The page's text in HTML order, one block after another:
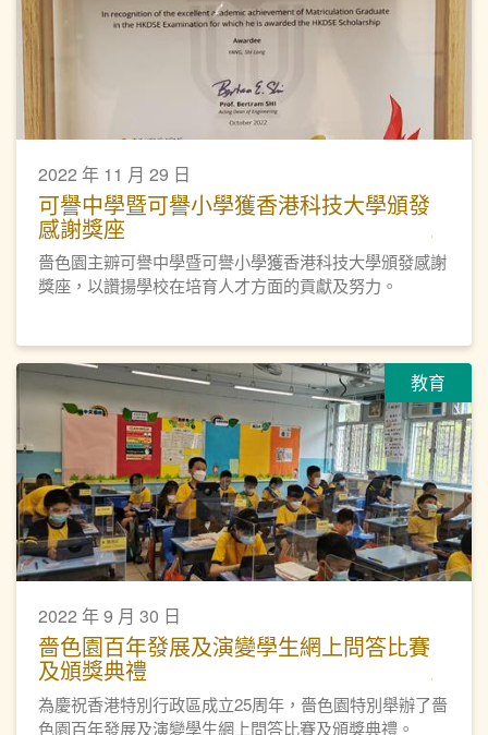
2022 年 11 月 29 日
可譽中學暨可譽小學獲香港科技大學頒發
感謝獎座
嗇色園主辧可譽中學暨可譽小學獲香港科技大學頒發感謝
獎座，以讚揚學校在培育人才方面的貢獻及努力。
教育
2022 年 9 月 30 日
嗇色園百年發展及演變學生網上問答比賽
及頒獎典禮
為慶祝香港特別行政區成立25周年，嗇色園特別舉辦了嗇
色園百年發展及演變學生網上問答比賽及頒獎典禮。